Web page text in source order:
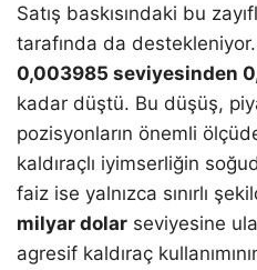
Satış baskısındaki bu
tarafında da
0,003985 seviyesinden
kadar düştü. Bu düşüş,
pozisyonların önemli ölçüde
kaldıraçlı iyimserliğin
faiz ise yalnızca sınırlı
milyar dolar seviyesine
agresif kaldıraç